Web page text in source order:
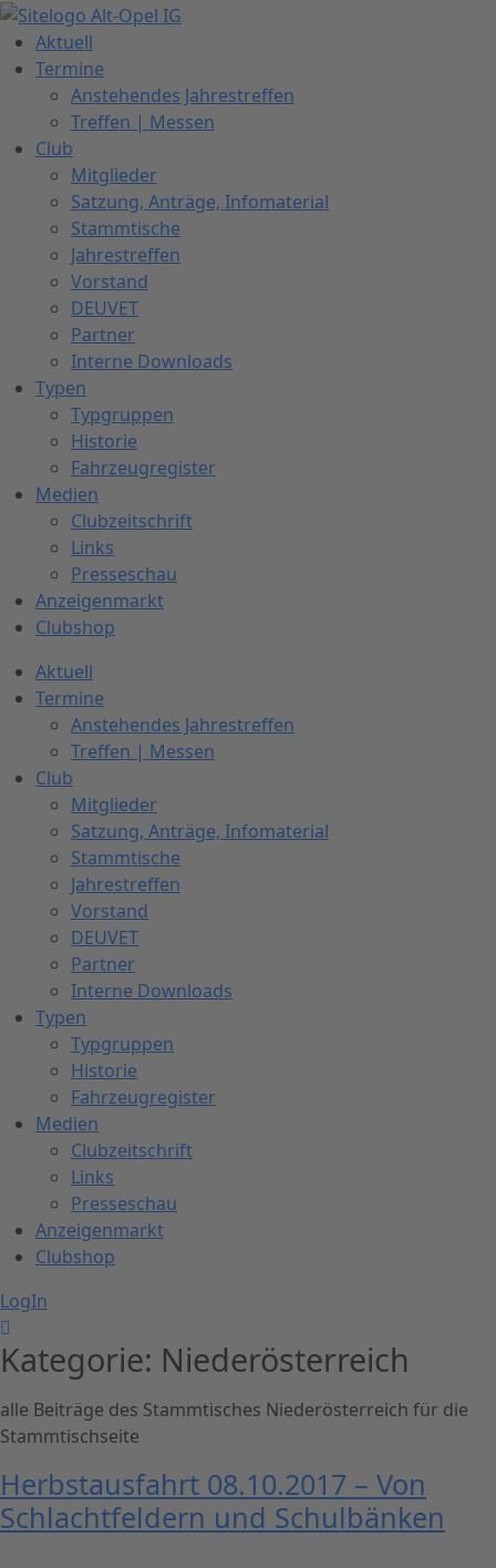
Zum
Inhalt
springen
Aktuell
Termine
Anstehendes Jahrestreffen
Treffen | Messen
Club
Mitglieder
Satzung, Anträge, Infomaterial
Stammtische
Jahrestreffen
Vorstand
DEUVET
Partner
Interne Downloads
Typen
Typgruppen
Historie
Fahrzeugregister
Medien
Clubzeitschrift
Links
Presseschau
Anzeigenmarkt
Clubshop
Aktuell
Termine
Anstehendes Jahrestreffen
Treffen | Messen
Club
Mitglieder
Satzung, Anträge, Infomaterial
Stammtische
Jahrestreffen
Vorstand
DEUVET
Partner
Interne Downloads
Typen
Typgruppen
Historie
Fahrzeugregister
Medien
Clubzeitschrift
Links
Presseschau
Anzeigenmarkt
Clubshop
LogIn
Kategorie: Niederösterreich
alle Beiträge des Stammtisches Niederösterreich für die
Stammtischseite
Herbstausfahrt 08.10.2017 – Von
Schlachtfeldern und Schulbänken